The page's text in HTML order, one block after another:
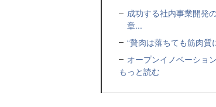
成功する社内事業開発
章...
“贅肉は落ちても筋肉
オープンイノベーショ
もっと読む